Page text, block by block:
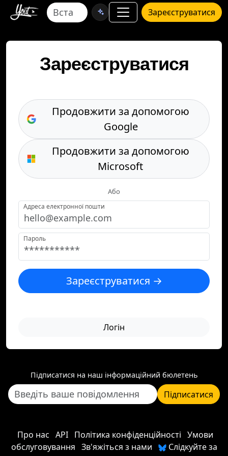
Зареєструватися
Зареєструватися
Продовжити за допомогою
Google
Продовжити за допомогою
Microsoft
Або
Адреса електронної пошти
Пароль
Зареєструватися →
Логін
Підписатися на наш інформаційний бюлетень
Підписатися
Про нас API Політика конфіденційності Умови
обслуговування Зв'яжіться з нами
Слідкуйте за